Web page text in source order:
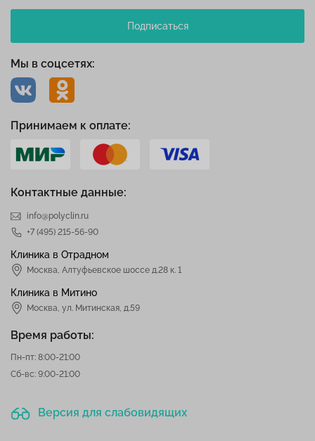
Контактные данные:
info@polyclin.ru
+7 (495) 215-56-90
Клиника в Отрадном
Москва Алтуфьевское шоссе д.28 к. 1
Клиника в Митино
Москва, ул. Митинская, д.59
Время работы:
Пн-пт: 8:00-21:00
Сб-вс: 9:00-21:00
Мы в соцсетях:
Подписаться
Версия для слабовидящих
Принимаем к оплате: